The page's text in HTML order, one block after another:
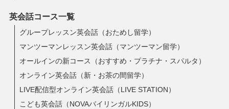
英会話コース一覧
グループレッスン英会話（おためし留学）
マンツーマンレッスン英会話（マンツーマン留学）
オールインの新コース（おすすめ・プラチナ・スパルタ）
オンライン英会話（新・お茶の間留学）
LIVE配信型オンライン英会話（LIVE STATION）
こども英会話（NOVAバイリンガルKIDS）